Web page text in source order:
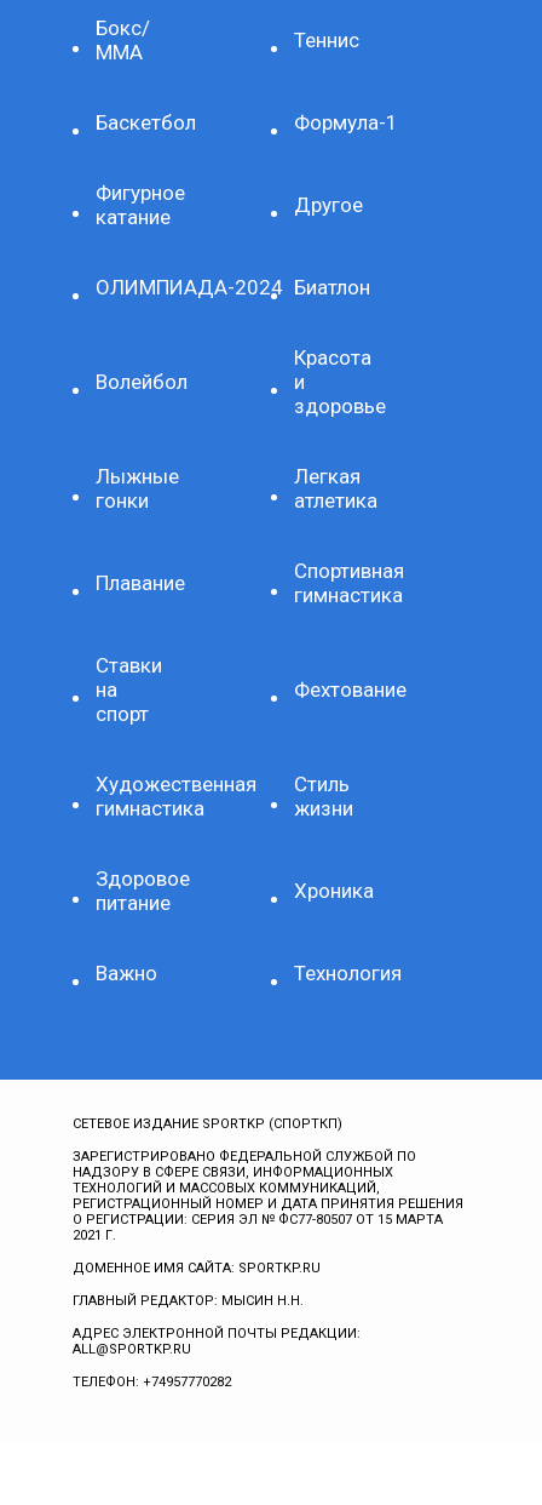
Бокс/
ММА
Теннис
Баскетбол Формула-1
Фигурное
катание
Другое
ОЛИМПИАДА-2024 Биатлон
Волейбол
Красота
и
здоровье
Лыжные
гонки
Легкая
атлетика
Плавание
Спортивная
гимнастика
Ставки
на
спорт
Фехтование
Художественная
гимнастика
Стиль
жизни
Здоровое
питание
Хроника
Важно Технология
СЕТЕВОЕ ИЗДАНИЕ SPORTKP (СПОРТКП)
ЗАРЕГИСТРИРОВАНО ФЕДЕРАЛЬНОЙ СЛУЖБОЙ ПО
НАДЗОРУ В СФЕРЕ СВЯЗИ, ИНФОРМАЦИОННЫХ
ТЕХНОЛОГИЙ И МАССОВЫХ КОММУНИКАЦИЙ,
РЕГИСТРАЦИОННЫЙ НОМЕР И ДАТА ПРИНЯТИЯ РЕШЕНИЯ
О РЕГИСТРАЦИИ: СЕРИЯ ЭЛ № ФС77-80507 ОТ 15 МАРТА
2021 Г.
ДОМЕННОЕ ИМЯ САЙТА: SPORTKP.RU
ГЛАВНЫЙ РЕДАКТОР: МЫСИН Н.Н.
АДРЕС ЭЛЕКТРОННОЙ ПОЧТЫ РЕДАКЦИИ:
ALL@SPORTKP.RU
ТЕЛЕФОН: +74957770282